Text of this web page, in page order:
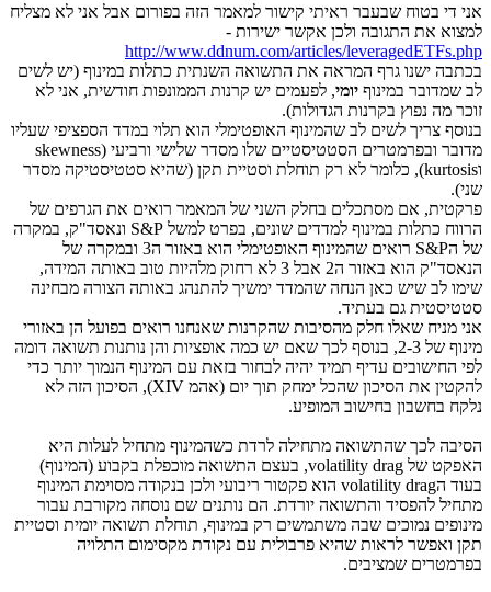
אני די בטוח שבעבר ראיתי קישור למאמר הזה בפורום אבל אני לא מצליח
למצוא את התגובה ולכן אקשר ישירות -
http://www.ddnum.com/articles/leveragedETFs.php
בכתבה ישנו גרף המראה את התשואה השנתית כתלות במינוף (יש לשים
לב שמדובר במינוף יומי, לפעמים יש קרנות הממונפות חודשית, אני לא
זוכר מה נפוץ בקרנות הגדולות).
בנוסף צריך לשים לב שהמינוף האופטימלי הוא תלוי במדד הספציפי שעליו
מדובר ובפרמטרים הסטטיסטיים שלו מסדר שלישי ורביעי (skewness
וkurtosis), כלומר לא רק תוחלת וסטיית תקן (שהיא סטטיסטיקה מסדר
שני).
פרקטית, אם מסתכלים בחלק השני של המאמר רואים את הגרפים של
הרווח כתלות במינוף למדדים שונים, בפרט למשל S&P ונאסד"ק, במקרה
של הS&P רואים שהמינוף האופטימלי הוא באזור ה3 ובמקרה של
הנאסד"ק הוא באזור ה2 אבל 3 לא רחוק מלהיות טוב באותה המידה,
שימו לב שיש כאן הנחה שהמדד ימשיך להתנהג באותה הצורה מבחינה
סטטיסטית גם בעתיד.
אני מניח שאלו חלק מהסיבות שהקרנות שאנחנו רואים בפועל הן באזורי
מינוף של 2-3, בנוסף לכך שאם יש כמה אופציות והן נותנות תשואה דומה
לפי החישובים עדיף תמיד יהיה לבחור בזאת עם המינוף הנמוך יותר כדי
להקטין את הסיכון שהכל ימחק תוך יום (אהמ XIV), הסיכון הזה לא
נלקח בחשבון בחישוב המופיע.
הסיבה לכך שהתשואה מתחילה לרדת כשהמינוף מתחיל לעלות היא
האפקט של volatility drag, בעצם התשואה מוכפלת בקבוע (המינוף)
בעוד הvolatility drag הוא פקטור ריבועי ולכן בנקודה מסוימת המינוף
מתחיל להפסיד והתשואה יורדת. הם נותנים שם נוסחה מקורבת עבור
מינופים נמוכים שבה משתמשים רק במינוף, תוחלת תשואה יומית וסטיית
תקן ואפשר לראות שהיא פרבולית עם נקודת מקסימום התלויה
בפרמטרים שמציבים.